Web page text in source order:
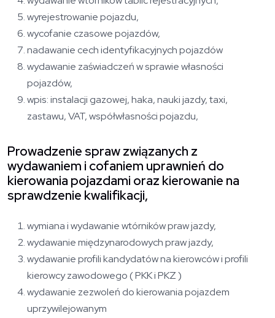
wyrejestrowanie pojazdu,
wycofanie czasowe pojazdów,
nadawanie cech identyfikacyjnych pojazdów
wydawanie zaświadczeń w sprawie własności
pojazdów,
wpis: instalacji gazowej, haka, nauki jazdy, taxi,
zastawu, VAT, współwłasności pojazdu,
Prowadzenie spraw związanych z
wydawaniem i cofaniem uprawnień do
kierowania pojazdami oraz kierowanie na
sprawdzenie kwalifikacji,
wymiana i wydawanie wtórników praw jazdy,
wydawanie międzynarodowych praw jazdy,
wydawanie profili kandydatów na kierowców i profili
kierowcy zawodowego ( PKK i PKZ )
wydawanie zezwoleń do kierowania pojazdem
uprzywilejowanym